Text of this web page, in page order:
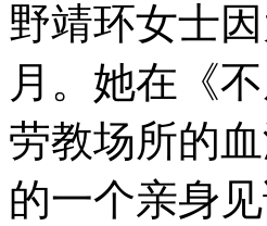
野靖环女士
月。她在《
劳教场所的
的一个亲身